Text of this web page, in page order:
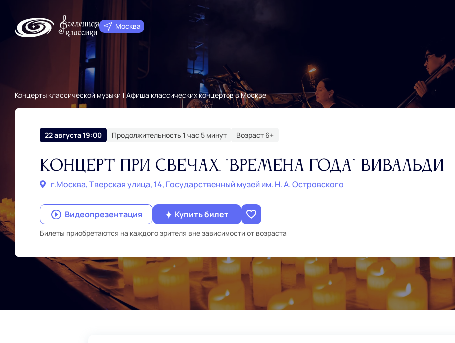
Москва
Концерты классической музыки Афиша классических концертов в Москве
22 августа 19:00 Продолжительность 1 час 5 минут Возраст 6+
Концерт при свечах. "Времена года" Вивальди
г.Москва, Тверская улица, 14, Государственный музей им. Н. А. Островского
Видеопрезентация Купить билет
Билеты приобретаются на каждого зрителя вне зависимости от возраста